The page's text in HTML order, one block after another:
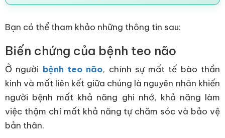
Bạn có thể tham khảo những thông tin sau:
Biến chứng của bệnh teo não
Ở người bệnh teo não, chính sự mất tế bào thần
kinh và mất liên kết giữa chúng là nguyên nhân khiến
người bệnh mất khả năng ghi nhớ, khả năng làm
việc thậm chí mất khả năng tự chăm sóc và bảo vệ
bản thân.